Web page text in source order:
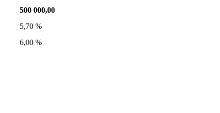
500 000,00
5,70 %
6,00 %